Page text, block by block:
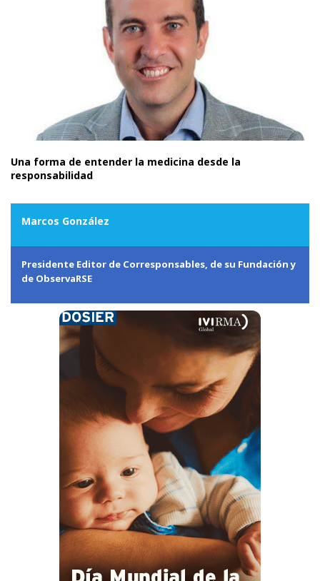
Una forma de entender la medicina desde la
responsabilidad
Marcos González
Presidente Editor de Corresponsables, de su Fundación y
de ObservaRSE